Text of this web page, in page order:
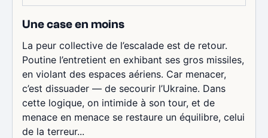
Une case en moins
La peur collective de l’escalade est de retour.
Poutine l’entretient en exhibant ses gros missiles,
en violant des espaces aériens. Car menacer,
c’est dissuader — de secourir l’Ukraine. Dans
cette logique, on intimide à son tour, et de
menace en menace se restaure un équilibre, celui
de la terreur...